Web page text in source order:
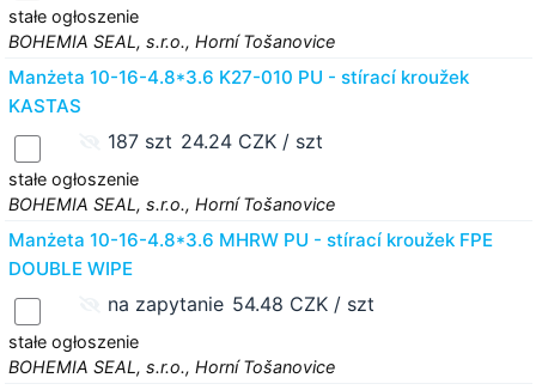
stałe ogłoszenie
BOHEMIA SEAL, s.r.o., Horní Tošanovice
Manżeta 10-16-4.8*3.6 K27-010 PU - stírací kroužek
KASTAS
187 szt 24.24 CZK / szt
stałe ogłoszenie
BOHEMIA SEAL, s.r.o., Horní Tošanovice
Manżeta 10-16-4.8*3.6 MHRW PU - stírací kroužek FPE
DOUBLE WIPE
na zapytanie 54.48 CZK / szt
stałe ogłoszenie
BOHEMIA SEAL, s.r.o., Horní Tošanovice